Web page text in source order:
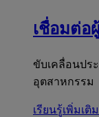
เชื่อมต่อ
ขับเคลื่อนปร
อุตสาหกรรม
เรียนรู้เพิ่มเติม